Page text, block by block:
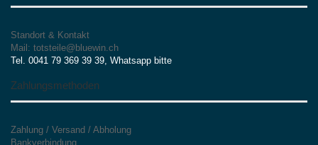
Standort & Kontakt
Mail: totsteile@bluewin.ch
Tel. 0041 79 369 39 39, Whatsapp bitte
Zahlungsmethoden
Zahlung / Versand / Abholung
Bankverbindung